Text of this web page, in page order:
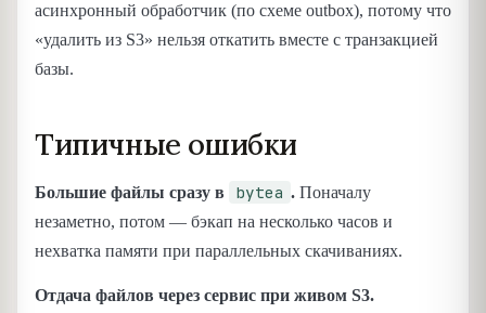
асинхронный обработчик (по схеме outbox), потому что
«удалить из S3» нельзя откатить вместе с транзакцией
базы.
Типичные ошибки
Большие файлы сразу в bytea . Поначалу
незаметно, потом — бэкап на несколько часов и
нехватка памяти при параллельных скачиваниях.
Отдача файлов через сервис при живом S3.